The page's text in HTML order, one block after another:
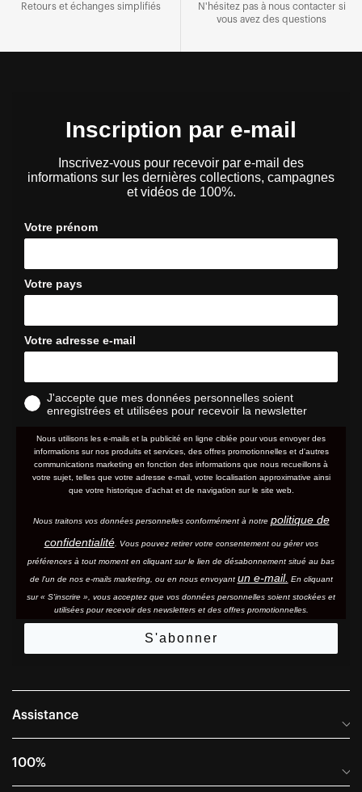
Retours et échanges simplifiés
N'hésitez pas à nous contacter si
vous avez des questions
Inscription par e-mail
Inscrivez-vous pour recevoir par e-mail des
informations sur les dernières collections, campagnes
et vidéos de 100%.
Votre prénom
Votre pays
Votre adresse e-mail
J'accepte que mes données personnelles soient
enregistrées et utilisées pour recevoir la newsletter
Nous utilisons les e-mails et la publicité en ligne ciblée pour vous envoyer des
informations sur nos produits et services, des offres promotionnelles et d'autres
communications marketing en fonction des informations que nous recueillons à
votre sujet, telles que votre adresse e-mail, votre localisation approximative ainsi
que votre historique d'achat et de navigation sur le site web.
Nous traitons vos données personnelles conformément à notre politique de
confidentialité. Vous pouvez retirer votre consentement ou gérer vos
préférences à tout moment en cliquant sur le lien de désabonnement situé au bas
de l'un de nos e-mails marketing, ou en nous envoyant un e-mail. En cliquant
sur « S'inscrire », vous acceptez que vos données personnelles soient stockées et
utilisées pour recevoir des newsletters et des offres promotionnelles.
S'abonner
Assistance
Foire aux questions
100%